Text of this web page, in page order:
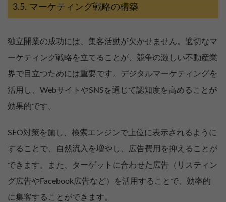
マーケティング戦略の構築
独立開業の成功には、集客活動が欠かせません。適切なマ
ーケティング戦略を立てることが、競争の激しい不動産業
界で目立つためには重要です。デジタルマーケティングを
活用し、WebサイトやSNSを通じて認知度を高めることが
効果的です。
SEO対策を施し、検索エンジンで上位に表示されるように
することで、自然流入を増やし、広告費用を抑えることが
できます。また、ターゲットに合わせた広告（リスティン
グ広告やFacebook広告など）を活用することで、効率的
に集客することができます。